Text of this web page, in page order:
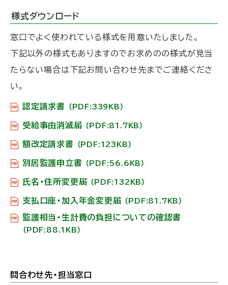
様式ダウンロード
窓口でよく使われている様式を用意いたしました。
下記以外の様式もありますのでお求めのの様式が見当
たらない場合は下記お問い合わせ先までご連絡くださ
い。
認定請求書 （PDF:339KB）
受給事由消滅届 （PDF:81.7KB）
額改定請求書 （PDF:123KB）
別居監護申立書 （PDF:56.6KB）
氏名・住所変更届 （PDF:132KB）
支払口座・加入年金変更届 （PDF:81.7KB）
監護相当・生計費の負担についての確認書
（PDF:88.1KB）
ト
問合わせ先・担当窓口